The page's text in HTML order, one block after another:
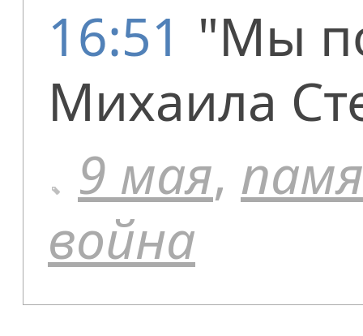
16:51 "Мы
Михаила
9 мая,
война